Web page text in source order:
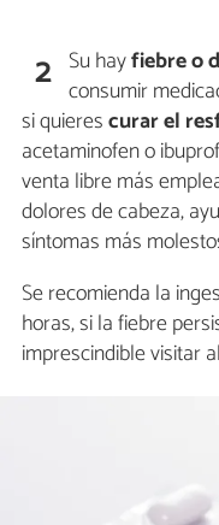
2 Su hayfiebre o
consumir
si quierescurar el
acetaminofen o
venta libre más
dolores de cabeza,
síntomas más
Se recomienda la
horas, si la fiebre
imprescindible visitar